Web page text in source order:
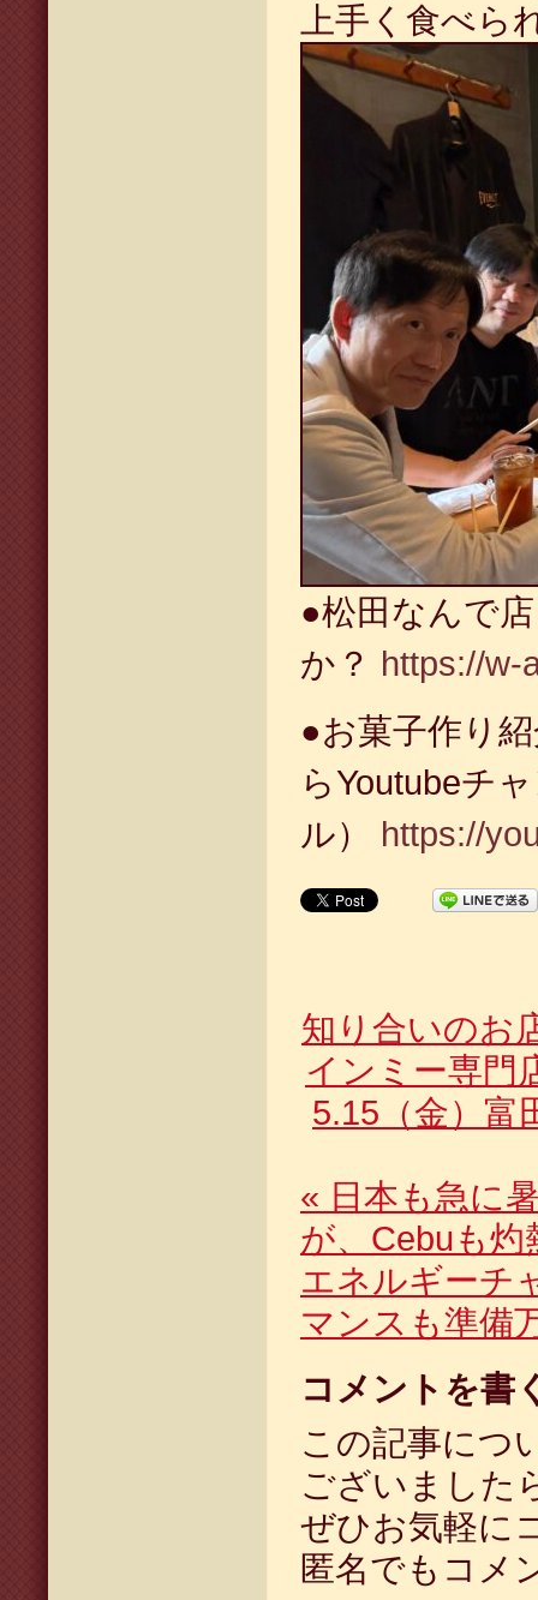
上手く食べら
●松田なんで
か？ https://w-
●お菓子作り
らYoutubeチ
ル） https://
知り合いのお
インミー専門
5.15（金）富
« 日本も急に
が、Cebuも
エネルギーチ
マンスも準備
コメントを書
この記事につ
ございました
ぜひお気軽に
匿名でもコメ